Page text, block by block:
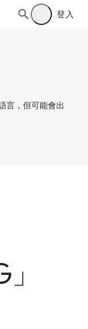
登入
言，但可能會出